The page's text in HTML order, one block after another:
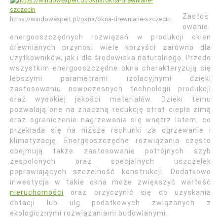
https://windowexpert.pl/okna/okna-drewniane-szczecin
Zastos
owanie
energooszczędnych rozwiązań w produkcji okien
drewnianych przynosi wiele korzyści zarówno dla
użytkowników, jak i dla środowiska naturalnego. Przede
wszystkim energooszczędne okna charakteryzują się
lepszymi parametrami izolacyjnymi dzięki
zastosowaniu nowoczesnych technologii produkcji
oraz wysokiej jakości materiałów. Dzięki temu
pozwalają one na znaczną redukcję strat ciepła zimą
oraz ograniczenie nagrzewania się wnętrz latem, co
przekłada się na niższe rachunki za ogrzewanie i
klimatyzację. Energooszczędne rozwiązania często
obejmują także zastosowanie potrójnych szyb
zespolonych oraz specjalnych uszczelek
poprawiających szczelność konstrukcji. Dodatkowo
inwestycja w takie okna może zwiększyć wartość
nieruchomości
oraz przyczynić się do uzyskania
dotacji lub ulg podatkowych związanych z
ekologicznymi rozwiązaniami budowlanymi.